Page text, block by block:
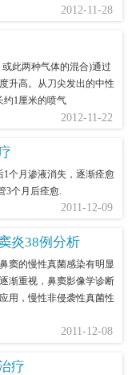
2012-11-28
2012-11-22
此两种气体的混合)通过
升高。从刀尖发出的中性
约1厘米的喷气
2011-12-09
个月渗液消失，逐渐痊愈
3个月后痊愈.
炎38例分析
2011-12-08
窦的慢性真菌感染有明显
渐重视，鼻窦影像学诊断
用，慢性非侵袭性真菌性
疗